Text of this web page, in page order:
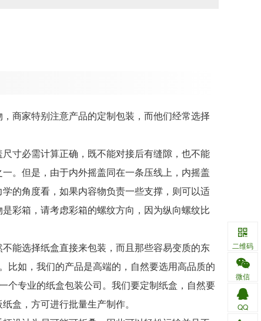
商家特别注意产品的定制包装，而他们经常选择
寸必需计算正确，既不能对接后有缝隙，也不能
。但是，由于内外摇盖同在一条压线上，内摇盖
的角度看，如果内容物负责一些支撑，则可以适
彩箱，请考虑彩箱的螺纹方向，因为纵向螺纹比
能选择纸盒直接来包装，而且那些容易变质的东
比如，我们的产品是高端的，自然要选用高品质的
个专业的纸盒包装公司。我们要定制纸盒，自然要
盒，方可进行批量生产制作。
二维码
微信
QQ